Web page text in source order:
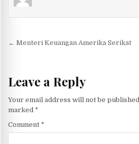
Post navigation
← Menteri Keuangan Amerika Serikat
Leave a Reply
Your email address will not be
marked *
Comment *